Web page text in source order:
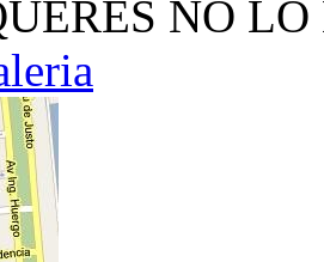
NO